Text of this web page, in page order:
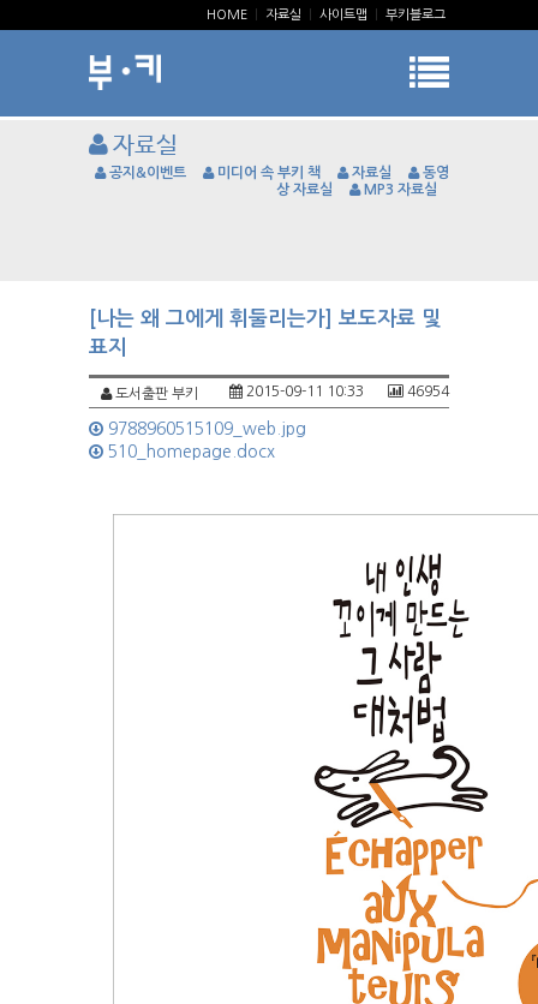
HOME 자료실 사이트맵 부키블로그
자료실
공지&이벤트 미디어 속 부키 책 자료실
동영
상 자료실
MP3 자료실
[나는 왜 그에게 휘둘리는가] 보도자료 및
표지
도서출판 부키 46954
2015-09-11 10:33
9788960515109_web.jpg
510_homepage.docx